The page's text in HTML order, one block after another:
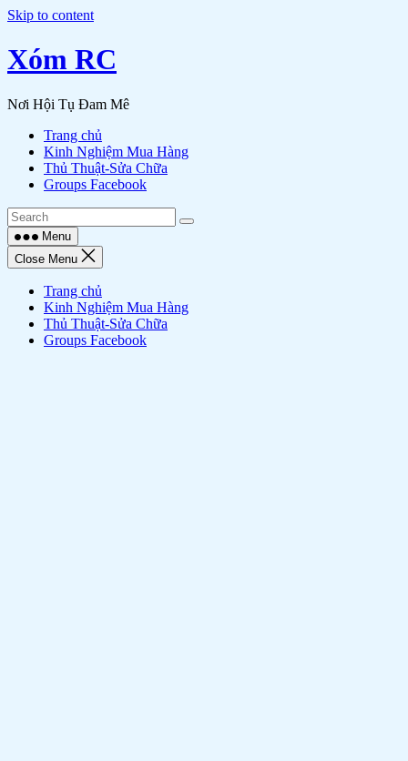
Skip to content
Xóm RC
Nơi Hội Tụ Đam Mê
Trang chủ
Kinh Nghiệm Mua Hàng
Thủ Thuật-Sửa Chữa
Groups Facebook
Menu
Close Menu
Trang chủ
Kinh Nghiệm Mua Hàng
Thủ Thuật-Sửa Chữa
Groups Facebook